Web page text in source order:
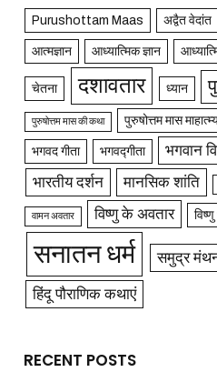
Purushottam Maas अद्वैत वेदांत
आत्मज्ञान आध्यात्मिक ज्ञान
चेतना दशावतार ध्यान
पुरुषोत्तम मास की कथा पुरुषोत्तम मास
भगवद गीता भगवद्गीता भगवान
भारतीय दर्शन मानसिक शांति
वामन अवतार विष्णु के अवतार
सनातन धर्म समुद्र
हिंदू पौराणिक कथाएं
RECENT POSTS